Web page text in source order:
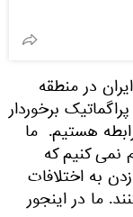
در منطقه
برخوردار
هستیم. ما
نمی کنیم که
به اختلافات
ما در اینجور